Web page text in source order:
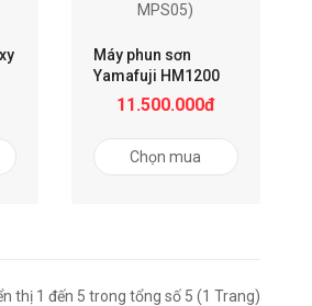
Máy phun sơn
Yamafuji HM1200
(4000W) (VT-
11.500.000đ
Chọn mua
thị 1 đến 5 trong tổng số 5 (1 Trang)